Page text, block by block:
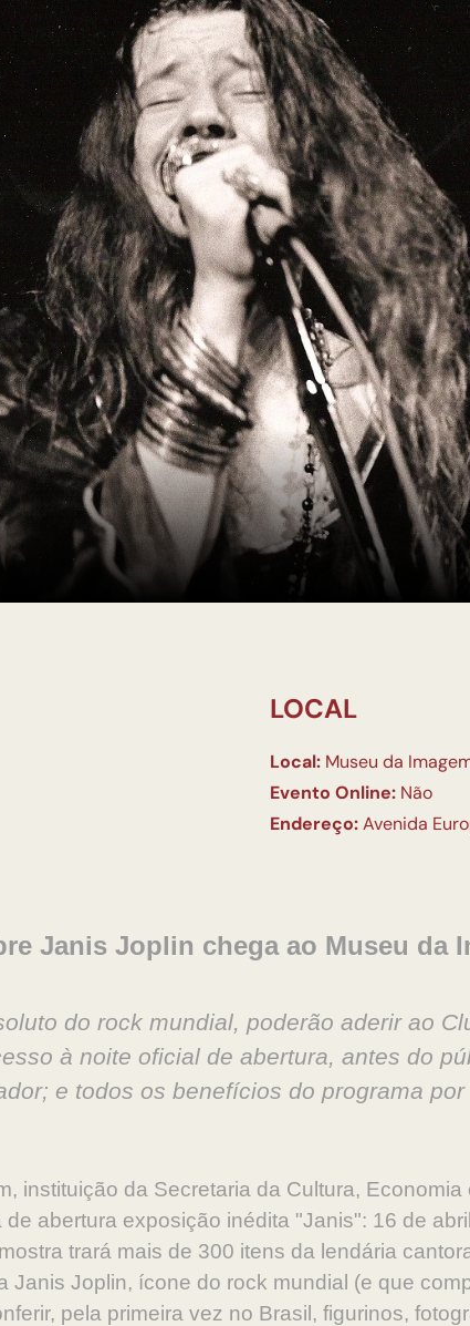
LOCAL
Local: Museu da
Evento Online: Não
Endereço:Avenida
Janis Joplin chega ao Museu da
do rock mundial, poderão aderir ao
à noite oficial de abertura, antes do
e todos os benefícios do programa por
instituição da Secretaria da Cultura,
abertura exposição inédita "Janis": 16 de
trará mais de 300 itens da lendária
Janis Joplin, ícone do rock mundial (e que
pela primeira vez no Brasil, figurinos,